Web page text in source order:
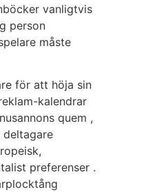
vanligtvis
person
måste
för att höja sin
kalendrar
quem ,
deltagare
preferenser .